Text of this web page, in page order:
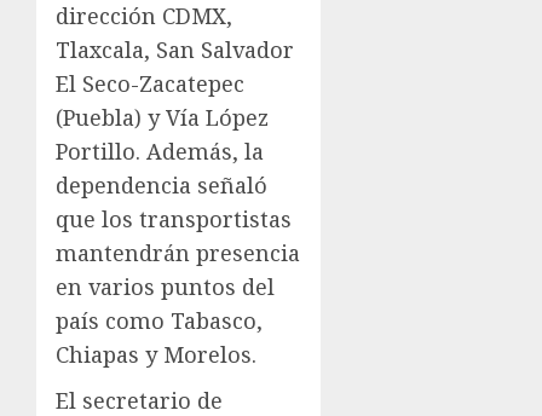
dirección CDMX,
Tlaxcala, San Salvador
El Seco-Zacatepec
(Puebla) y Vía López
Portillo. Además, la
dependencia señaló
que los transportistas
mantendrán presencia
en varios puntos del
país como Tabasco,
Chiapas y Morelos.
El secretario de